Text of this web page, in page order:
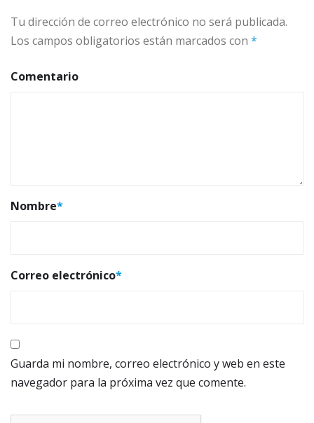
Tu dirección de correo electrónico no será publicada.
Los campos obligatorios están marcados con *
Comentario
Nombre*
Correo electrónico*
Guarda mi nombre, correo electrónico y web en este
navegador para la próxima vez que comente.